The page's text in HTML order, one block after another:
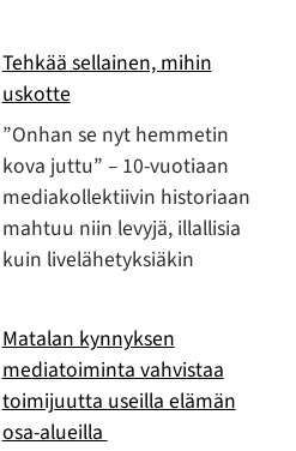
Tehkää sellainen, mihin
uskotte
”Onhan se nyt hemmetin
kova juttu” – 10-vuotiaan
mediakollektiivin historiaan
mahtuu niin levyjä, illallisia
kuin livelähetyksiäkin
Matalan kynnyksen
mediatoiminta vahvistaa
toimijuutta useilla elämän
osa-alueilla